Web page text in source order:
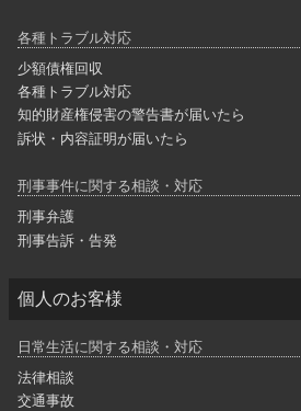
各種トラブル対応
少額債権回収
各種トラブル対応
知的財産権侵害の警告書が届いたら
訴状・内容証明が届いたら
刑事事件に関する相談・対応
刑事弁護
刑事告訴・告発
個人のお客様
日常生活に関する相談・対応
法律相談
交通事故